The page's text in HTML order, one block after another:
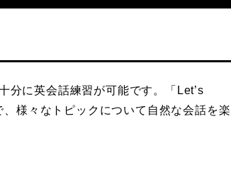
分に英会話練習が可能です。「Let’s
様々なトピックについて自然な会話を楽